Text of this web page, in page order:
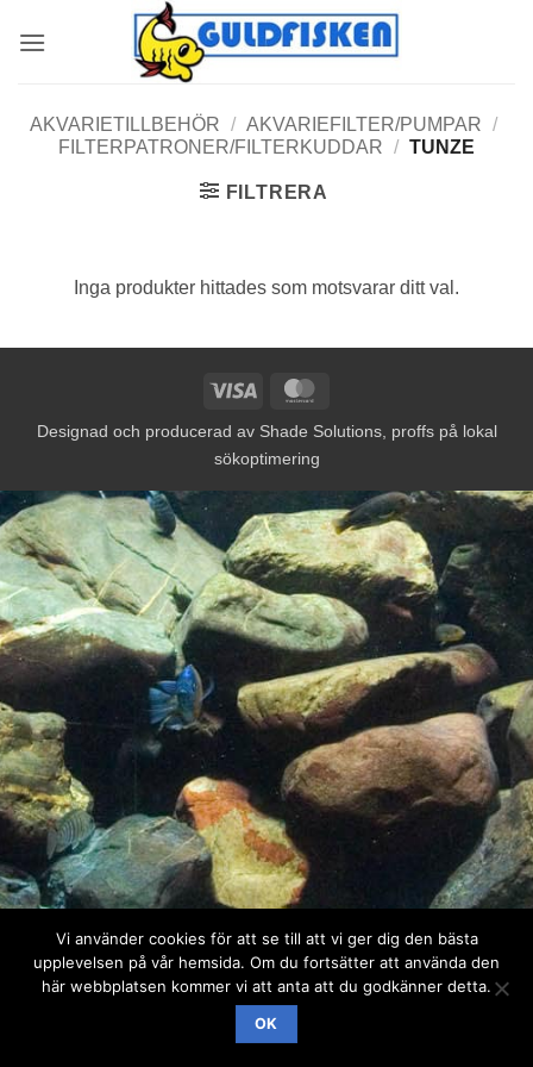
AKVARIETILLBEHÖR / AKVARIEFILTER/PUMPAR /
FILTERPATRONER/FILTERKUDDAR / TUNZE
FILTRERA
Inga produkter hittades som motsvarar ditt val.
Visa
Designad och producerad av Shade Solutions, proffs på lokal
sökoptimering
Vi använder cookies för att se till att vi ger dig den bästa
upplevelsen på vår hemsida. Om du fortsätter att använda den
här webbplatsen kommer vi att anta att du godkänner detta.
OK